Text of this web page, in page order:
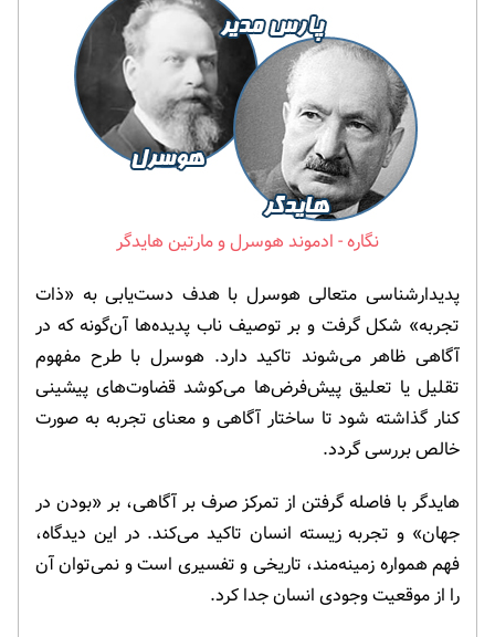
ادموند هوسرل و مارتین هایدگر
پدیدارشناسی متعالی هوسرل با هدف دست‌یابی به «ذات
تجربه» شکل گرفت و بر توصیف ناب پدیده‌ها آن‌گونه که در
آگاهی ظاهر می‌شوند تاکید دارد. هوسرل با طرح مفهوم
تقلیل یا تعلیق پیش‌فرض‌ها می‌کوشد قضاوت‌های پیشینی
کنار گذاشته شود تا ساختار آگاهی و معنای تجربه به صورت
خالص بررسی گردد.
هایدگر با فاصله گرفتن از تمرکز صرف بر آگاهی، بر «بودن در
جهان» و تجربه زیسته انسان تاکید می‌کند. در این دیدگاه،
فهم همواره زمینه‌مند، تاریخی و تفسیری است و نمی‌توان آن
را از موقعیت وجودی انسان جدا کرد.